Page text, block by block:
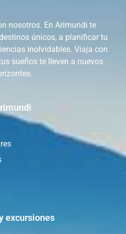
nosotros. En Arimundi te
únicos, a planificar tu
inolvidables. Viaja con
sueños te lleven a nuevos
excursiones